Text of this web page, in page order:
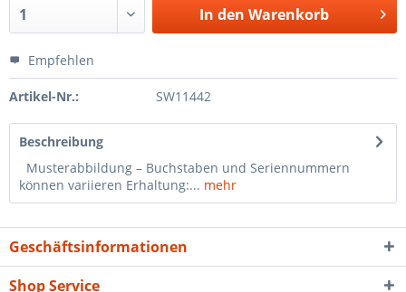
In den Warenkorb
Empfehlen
Artikel-Nr.: SW11442
Beschreibung
Musterabbildung – Buchstaben und Seriennummern
können variieren Erhaltung:... mehr
Geschäftsinformationen
Shop Service